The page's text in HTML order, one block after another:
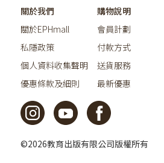
關於我們
關於EPHmall
私隱政策
個人資料收集聲明
優惠條款及細則
購物說明
會員計劃
付款方式
送貨服務
最新優惠
©2026教育出版有限公司版權所有